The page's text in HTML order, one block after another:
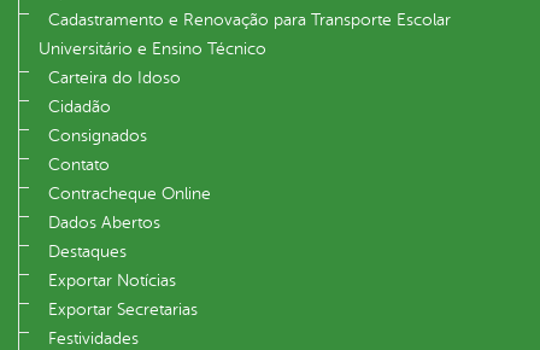
Cadastramento e Renovação para Transporte Escolar
Universitário e Ensino Técnico
Carteira do Idoso
Cidadão
Consignados
Contato
Contracheque Online
Dados Abertos
Destaques
Exportar Notícias
Exportar Secretarias
Festividades